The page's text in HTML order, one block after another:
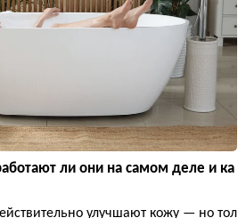
ли они на самом деле и ка
улучшают кожу — но тол